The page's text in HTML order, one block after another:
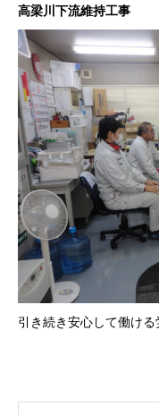
高梁川下流維持工事
引き続き安心して働ける